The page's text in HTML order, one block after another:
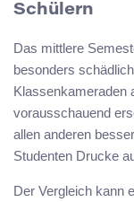
Schülern
Das mittlere
besonders
Klassenkameraden
vorausschauend
allen anderen
Studenten Drucke
Der Vergleich kann